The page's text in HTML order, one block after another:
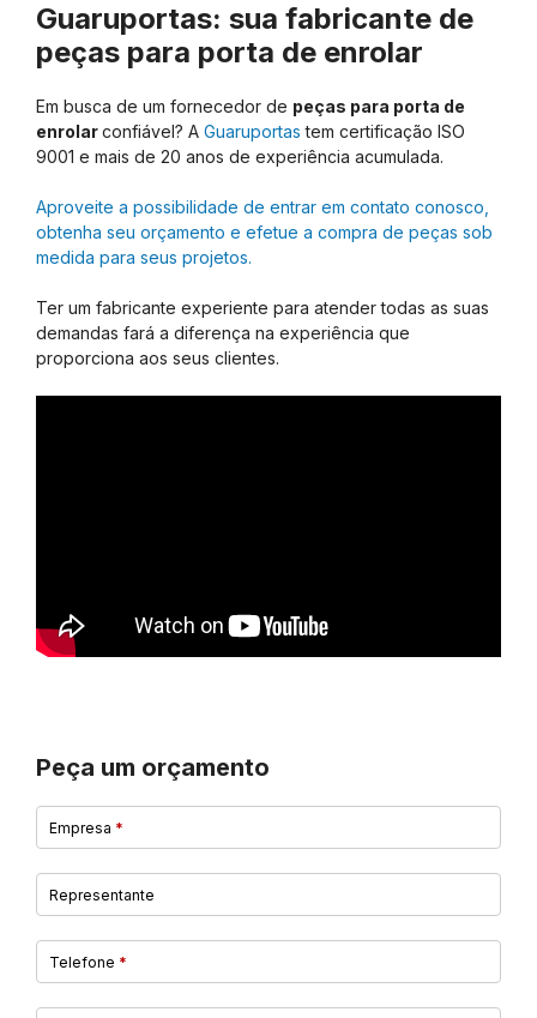
Guaruportas: sua fabricante de
peças para porta de enrolar
Em busca de um fornecedor de peças para porta de
enrolarconfiável? A Guaruportas tem certificação ISO
9001 e mais de 20 anos de experiência acumulada.
Aproveite a possibilidade de entrar em contato conosco,
obtenha seu orçamento e efetue a compra de peças sob
medida para seus projetos.
Ter um fabricante experiente para atender todas as suas
demandas fará a diferença na experiência que
proporciona aos seus clientes.
Peça um orçamento
Empresa *
Representante
Telefone *